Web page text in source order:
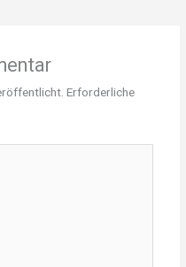
Erforderliche